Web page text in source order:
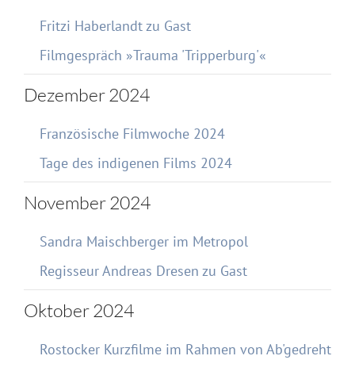
Fritzi Haberlandt zu Gast
Filmgespräch »Trauma 'Tripperburg'«
Dezember 2024
Französische Filmwoche 2024
Tage des indigenen Films 2024
November 2024
Sandra Maischberger im Metropol
Regisseur Andreas Dresen zu Gast
Oktober 2024
Rostocker Kurzfilme im Rahmen von Ab'gedreht